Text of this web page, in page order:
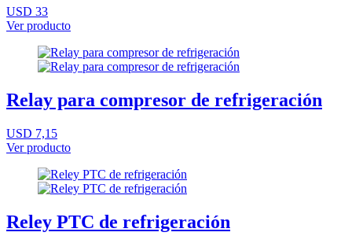
USD 33
Ver producto
Relay para compresor de refrigeración
USD 7,15
Ver producto
Reley PTC de refrigeración